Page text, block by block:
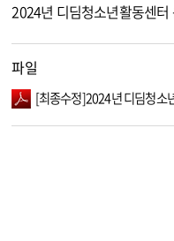
2024년 디딤청소년활동센
파일
[최종수정]2024년 디딤청소